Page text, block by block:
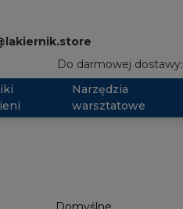
Do darmowej dostawy:
Narzędzia
warsztatowe